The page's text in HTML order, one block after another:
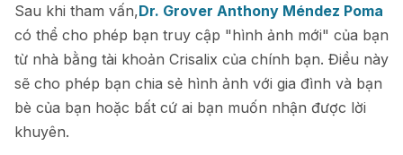
Sau khi tham vấn,Dr. Grover Anthony Méndez Poma
có thể cho phép bạn truy cập "hình ảnh mới" của bạn
từ nhà bằng tài khoản Crisalix của chính bạn. Điều này
sẽ cho phép bạn chia sẻ hình ảnh với gia đình và bạn
bè của bạn hoặc bất cứ ai bạn muốn nhận được lời
khuyên.